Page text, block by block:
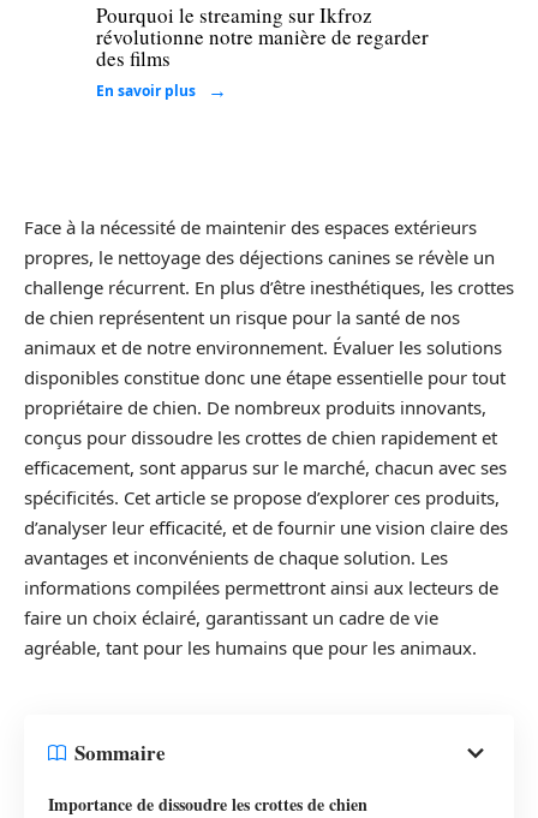
Pourquoi le streaming sur Ikfroz
révolutionne notre manière de regarder
des films
En savoir plus
Face à la nécessité de maintenir des espaces extérieurs
propres, le nettoyage des déjections canines se révèle un
challenge récurrent. En plus d’être inesthétiques, les crottes
de chien représentent un risque pour la santé de nos
animaux et de notre environnement. Évaluer les solutions
disponibles constitue donc une étape essentielle pour tout
propriétaire de chien. De nombreux produits innovants,
conçus pour dissoudre les crottes de chien rapidement et
efficacement, sont apparus sur le marché, chacun avec ses
spécificités. Cet article se propose d’explorer ces produits,
d’analyser leur efficacité, et de fournir une vision claire des
avantages et inconvénients de chaque solution. Les
informations compilées permettront ainsi aux lecteurs de
faire un choix éclairé, garantissant un cadre de vie
agréable, tant pour les humains que pour les animaux.
Sommaire
Importance de dissoudre les crottes de chien